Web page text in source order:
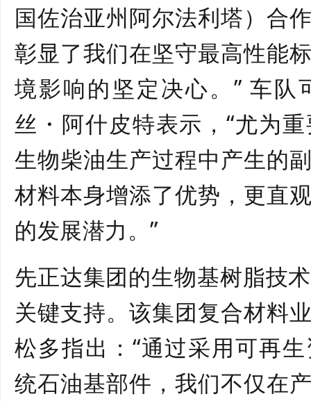
国佐治亚州阿尔法利塔）合
彰显了我们在坚守最高性能
境影响的坚定决心。” 车
丝・阿什皮特表示，“尤为
生物柴油生产过程中产生的
材料本身增添了优势，更直
的发展潜力。”
先正达集团的生物基树脂技
关键支持。该集团复合材料
松多指出：“通过采用可再
统石油基部件，我们不仅在